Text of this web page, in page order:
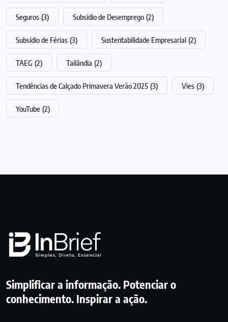
Seguros (3) Subsídio de Desemprego (2)
Subsídio de Férias (3) Sustentabilidade Empresarial (2)
TAEG (2) Tailândia (2)
Tendências de Calçado Primavera Verão 2025 (3) Vies (3)
YouTube (2)
Simplificar a informação. Potenciar o
conhecimento. Inspirar a ação.